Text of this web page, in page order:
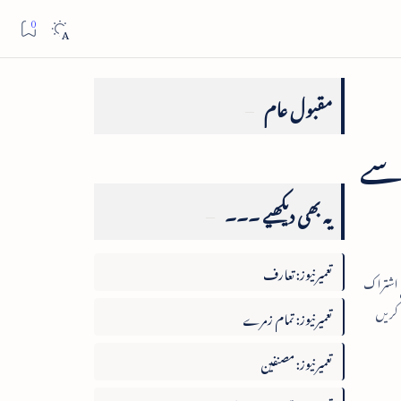
مقبول عام
یہ بھی دیکھیے ۔۔۔
تعمیرنیوز: تعارف
تعمیرنیوز: تمام زمرے
تعمیرنیوز: مصنفین